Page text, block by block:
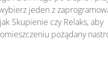
jeden z
Skupienie czy Relaks, aby
pożądany